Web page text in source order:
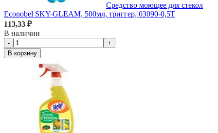
Средство моющее для стекол
Econobel SKY-GLEAM, 500мл, триггер, 03090-0,5T
113,33 ₽
В наличии
-
+
В корзину